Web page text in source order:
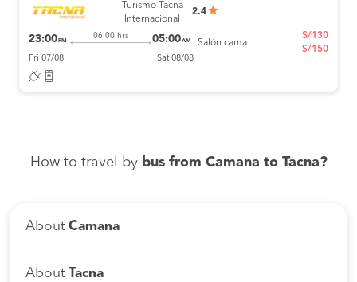
Turismo Tacna
Internacional
2.4
23:00 PM
06:00 hrs 05:00AM
Fri 07/08 Sat 08/08
Salón cama
S/130
S/150
How to travel by bus from Camana to Tacna?
About Camana
About Tacna